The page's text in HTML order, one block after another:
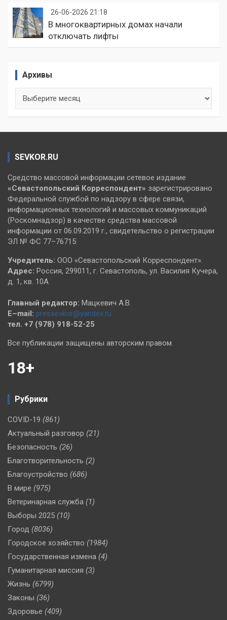
26-06-2026 21:18
В многоквартирных домах начали
отключать лифты
Архивы
SEVKOR.RU
Средство массовой информации сетевое издание
«Севастопольский Корреспондент» зарегистрировано
Федеральной службой по надзору в сфере связи,
информационных технологий и массовых коммуникаций
(Роскомнадзор) в качестве средства массовой
информации от 06.09.2019 г., свидетельство о регистрации
ЭЛ № ФС 77–76715
Учредитель: ООО «Севастопольский Корреспондент».
Адрес: Россия, 299011, г. Севастополь, ул. Василия Кучера,
д. 1, кв. 10А
Главный редактор: Мацкевич А.В.
E–mail: pressevkor@yandex.ru
тел. +7 (978) 918-52-25
Все публикации защищены авторским правом.
18+
Рубрики
COVID-19 (861)
Актуальный разговор (21)
Безопасность (26)
Благотворительность (2)
Благоустройство (686)
В мире (975)
Ветеринарная служба (1)
Выборы 2025 (10)
Город (8036)
Городское хозяйство (1984)
Государственная измена (4)
Гуманитарная миссия (3)
Жизнь (6799)
Законы (36)
Здоровье (409)